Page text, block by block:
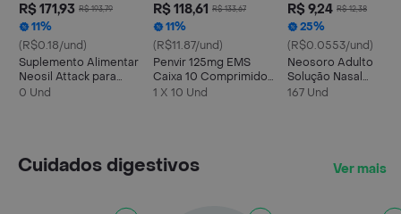
R$ 171,93 R$ 193,79
11%
(R$0.18/und)
Suplemento Alimentar
Neosil Attack para
Cabelos, Unhas e Pele
0 Und
R$ 118,61 R$ 133,67
11%
(R$11.87/und)
Penvir 125mg EMS
Caixa 10 Comprimidos
Revestidos
1 X 10 Und
R$ 9,24 R$ 12,38
25%
(R$0.0553/und)
Neosoro Adulto
Solução Nasal
Cloridrato de
167 Und
Cuidados digestivos Ver mais